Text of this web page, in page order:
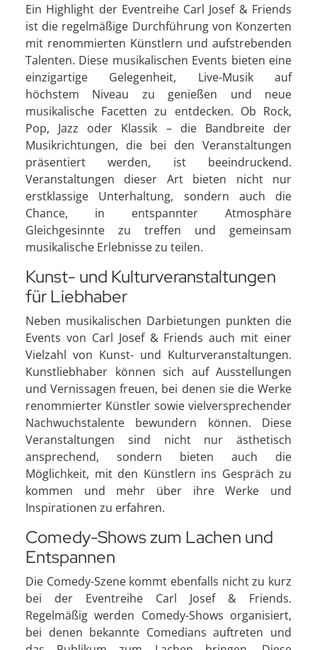
Ein Highlight der Eventreihe Carl Josef & Friends
ist die regelmäßige Durchführung von Konzerten
mit renommierten Künstlern und aufstrebenden
Talenten. Diese musikalischen Events bieten eine
einzigartige Gelegenheit, Live-Musik auf
höchstem Niveau zu genießen und neue
musikalische Facetten zu entdecken. Ob Rock,
Pop, Jazz oder Klassik – die Bandbreite der
Musikrichtungen, die bei den Veranstaltungen
präsentiert werden, ist beeindruckend.
Veranstaltungen dieser Art bieten nicht nur
erstklassige Unterhaltung, sondern auch die
Chance, in entspannter Atmosphäre
Gleichgesinnte zu treffen und gemeinsam
musikalische Erlebnisse zu teilen.
Kunst- und Kulturveranstaltungen
für Liebhaber
Neben musikalischen Darbietungen punkten die
Events von Carl Josef & Friends auch mit einer
Vielzahl von Kunst- und Kulturveranstaltungen.
Kunstliebhaber können sich auf Ausstellungen
und Vernissagen freuen, bei denen sie die Werke
renommierter Künstler sowie vielversprechender
Nachwuchstalente bewundern können. Diese
Veranstaltungen sind nicht nur ästhetisch
ansprechend, sondern bieten auch die
Möglichkeit, mit den Künstlern ins Gespräch zu
kommen und mehr über ihre Werke und
Inspirationen zu erfahren.
Comedy-Shows zum Lachen und
Entspannen
Die Comedy-Szene kommt ebenfalls nicht zu kurz
bei der Eventreihe Carl Josef & Friends.
Regelmäßig werden Comedy-Shows organisiert,
bei denen bekannte Comedians auftreten und